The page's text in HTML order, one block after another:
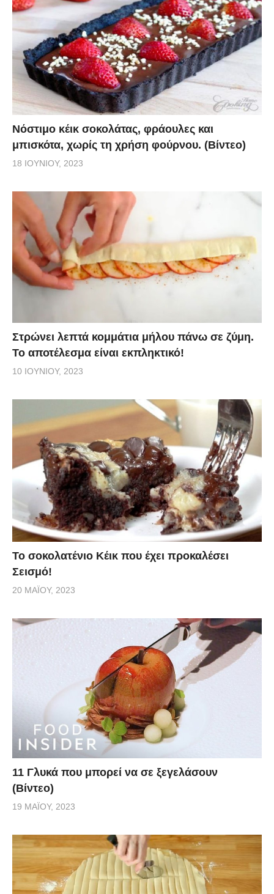
Νόστιμο κέικ σοκολάτας, φράουλες και
μπισκότα, χωρίς τη χρήση φούρνου. (Βίντεο)
18 ΙΟΥΝΊΟΥ, 2023
Στρώνει λεπτά κομμάτια μήλου πάνω σε ζύμη.
Το αποτέλεσμα είναι εκπληκτικό!
10 ΙΟΥΝΊΟΥ, 2023
Το σοκολατένιο Κέικ που έχει προκαλέσει
Σεισμό!
20 ΜΑΪ́ΟΥ, 2023
11 Γλυκά που μπορεί να σε ξεγελάσουν
(Βίντεο)
19 ΜΑΪ́ΟΥ, 2023